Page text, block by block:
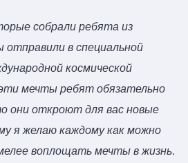
собрали ребята из
в специальной
космической
мечты ребят обязательно
они откроют для вас новые
я желаю каждому как можно
воплощать мечты в жизнь.